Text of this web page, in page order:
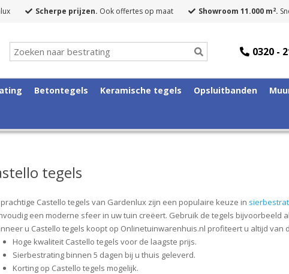
Scherpe prijzen. Ook offertes op maat Showroom 11.000 m2.
0320 -
Betontegels Keramische tegels Opsluitbanden
tegels
prachtige Castello tegels van Gardenlux zijn een populaire keuze in
een moderne sfeer in uw tuin creëert. Gebruik de tegels bijvoorbeeld
u Castello tegels koopt op Onlinetuinwarenhuis.nl profiteert u altijd van
Hoge kwaliteit Castello tegels voor de laagste prijs.
Sierbestrating binnen 5 dagen bij u thuis geleverd.
Korting op Castello tegels mogelijk.